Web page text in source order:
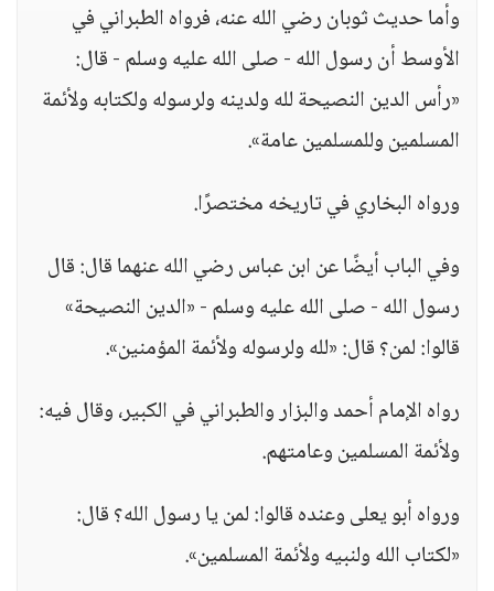
وأما حديث ثوبان رضي الله عنه، فرواه الطبراني في
الأوسط أن رسول الله - صلى الله عليه وسلم - قال:
«رأس الدين النصيحة لله ولدينه ولرسوله ولكتابه ولأئمة
المسلمين وللمسلمين عامة».
ورواه البخاري في تاريخه مختصرًا.
وفي الباب أيضًا عن ابن عباس رضي الله عنهما قال: قال
رسول الله - صلى الله عليه وسلم - «الدين النصيحة»
قالوا: لمن؟ قال: «لله ولرسوله ولأئمة المؤمنين».
رواه الإمام أحمد والبزار والطبراني في الكبير، وقال فيه:
ولأئمة المسلمين وعامتهم.
ورواه أبو يعلى وعنده قالوا: لمن يا رسول الله؟ قال:
«لكتاب الله ولنبيه ولأئمة المسلمين».